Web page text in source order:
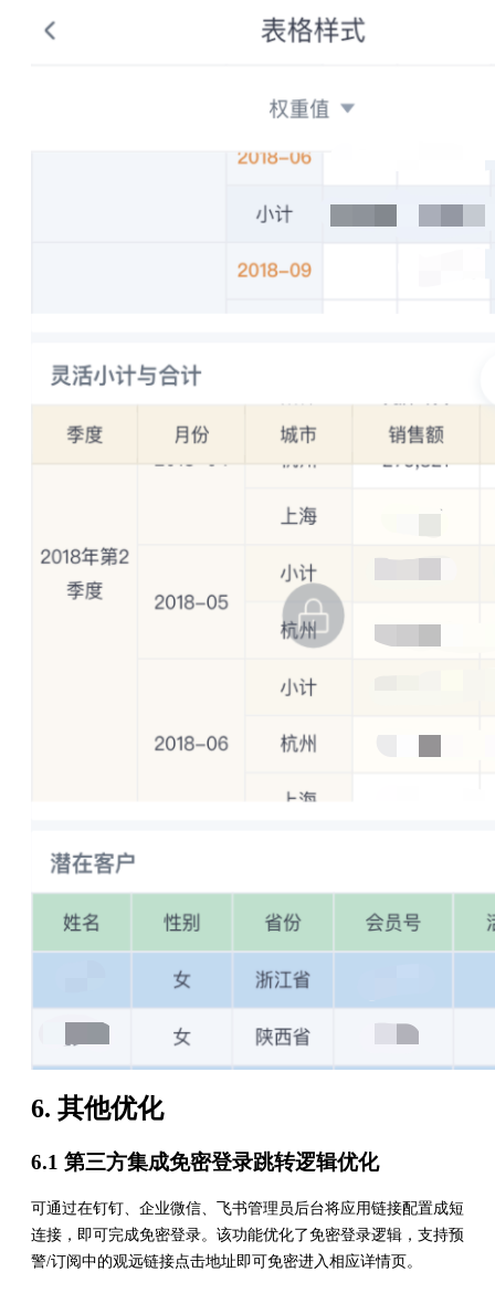
6. 其他优化
6.1 第三方集成免密登录跳转逻辑优化
可通过在钉钉、企业微信、飞书管理员后台将应用链接配置成短
连接，即可完成免密登录。该功能优化了免密登录逻辑，支持预
警/订阅中的观远链接点击地址即可免密进入相应详情页。